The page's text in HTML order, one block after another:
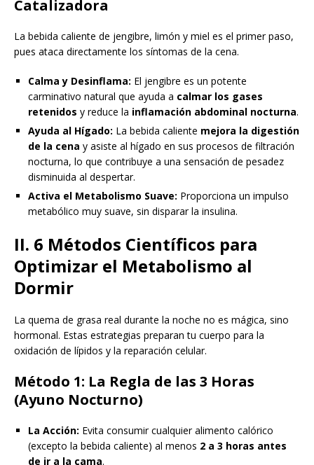
Catalizadora
La bebida caliente de jengibre, limón y miel es el primer paso,
pues ataca directamente los síntomas de la cena.
Calma y Desinflama: El jengibre es un potente
carminativo natural que ayuda a calmar los gases
retenidos y reduce la inflamación abdominal nocturna.
Ayuda al Hígado: La bebida caliente mejora la digestión
de la cena y asiste al hígado en sus procesos de filtración
nocturna, lo que contribuye a una sensación de pesadez
disminuida al despertar.
Activa el Metabolismo Suave: Proporciona un impulso
metabólico muy suave, sin disparar la insulina.
II. 6 Métodos Científicos para
Optimizar el Metabolismo al
Dormir
La quema de grasa real durante la noche no es mágica, sino
hormonal. Estas estrategias preparan tu cuerpo para la
oxidación de lípidos y la reparación celular.
Método 1: La Regla de las 3 Horas
(Ayuno Nocturno)
La Acción: Evita consumir cualquier alimento calórico
(excepto la bebida caliente) al menos 2 a 3 horas antes
de ir a la cama.